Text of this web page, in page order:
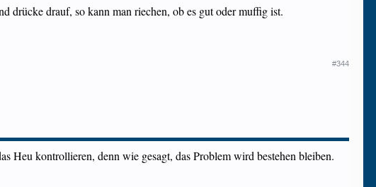
drücke drauf, so kann man riechen, ob es gut oder muffig ist.
#344
Heu kontrollieren, denn wie gesagt, das Problem wird bestehen bleiben.